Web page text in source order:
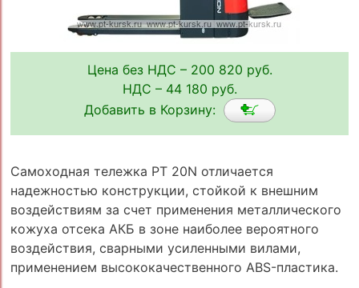
Цена без НДС – 200 820 руб.
НДС – 44 180 руб.
Добавить в Корзину:
Самоходная тележка PT 20N отличается
надежностью конструкции, стойкой к внешним
воздействиям за счет применения металлического
кожуха отсека АКБ в зоне наиболее вероятного
воздействия, сварными усиленными вилами,
применением высококачественного ABS-пластика.